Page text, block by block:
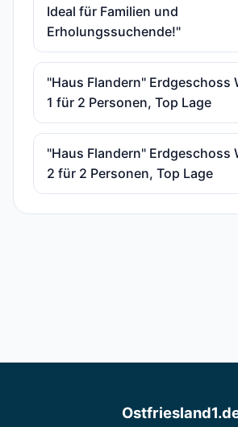
Ideal für Familien und
Erholungssuchende!"
"Haus Flandern" Erdgeschoss
1 für 2 Personen, Top Lage
"Haus Flandern" Erdgeschoss
2 für 2 Personen, Top Lage